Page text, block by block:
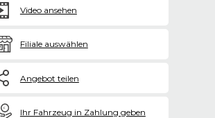
Video ansehen
Filiale auswählen
Angebot teilen
€ Ihr Fahrzeug in Zahlung geben